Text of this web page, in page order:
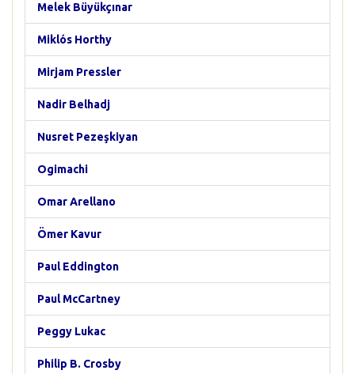
Melek Büyükçınar
Miklós Horthy
Mirjam Pressler
Nadir Belhadj
Nusret Pezeşkiyan
Ogimachi
Omar Arellano
Ömer Kavur
Paul Eddington
Paul McCartney
Peggy Lukac
Philip B. Crosby